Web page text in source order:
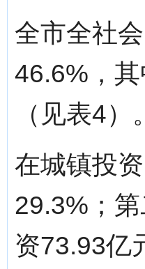
全市全社
46.6%，
（见表4）。
在城镇投
29.3%；
资73.93亿